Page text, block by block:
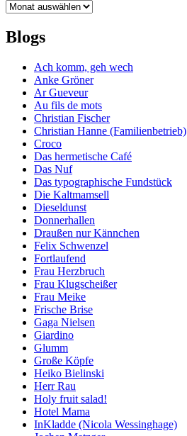
Archiv
Blogs
Ach komm, geh wech
Anke Gröner
Ar Gueveur
Au fils de mots
Christian Fischer
Christian Hanne (Familienbetrieb)
Croco
Das hermetische Café
Das Nuf
Das typographische Fundstück
Die Kaltmamsell
Dieseldunst
Donnerhallen
Draußen nur Kännchen
Felix Schwenzel
Fortlaufend
Frau Herzbruch
Frau Klugscheißer
Frau Meike
Frische Brise
Gaga Nielsen
Giardino
Glumm
Große Köpfe
Heiko Bielinski
Herr Rau
Holy fruit salad!
Hotel Mama
InKladde (Nicola Wessinghage)